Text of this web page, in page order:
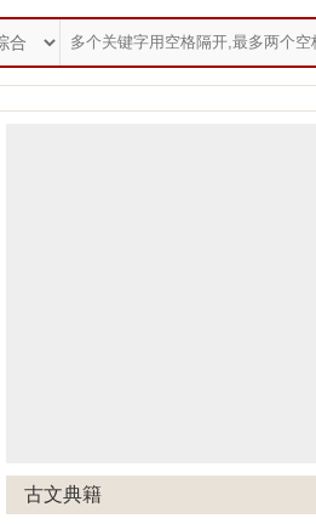
古文典籍